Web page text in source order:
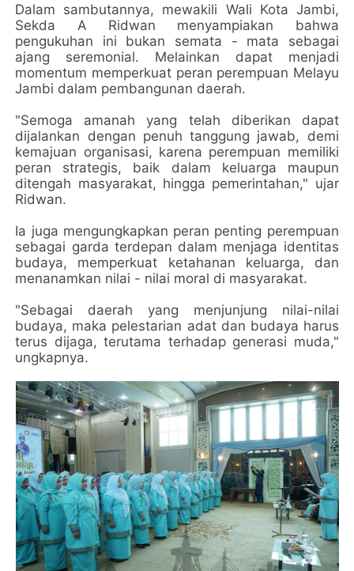
Dalam sambutannya, mewakili Wali Kota Jambi,
Sekda A Ridwan menyampiakan bahwa
pengukuhan ini bukan semata - mata sebagai
ajang seremonial. Melainkan dapat menjadi
momentum memperkuat peran perempuan Melayu
Jambi dalam pembangunan daerah.
"Semoga amanah yang telah diberikan dapat
dijalankan dengan penuh tanggung jawab, demi
kemajuan organisasi, karena perempuan memiliki
peran strategis, baik dalam keluarga maupun
ditengah masyarakat, hingga pemerintahan," ujar
Ridwan.
Ia juga mengungkapkan peran penting perempuan
sebagai garda terdepan dalam menjaga identitas
budaya, memperkuat ketahanan keluarga, dan
menanamkan nilai - nilai moral di masyarakat.
"Sebagai daerah yang menjunjung nilai-nilai
budaya, maka pelestarian adat dan budaya harus
terus dijaga, terutama terhadap generasi muda,"
ungkapnya.